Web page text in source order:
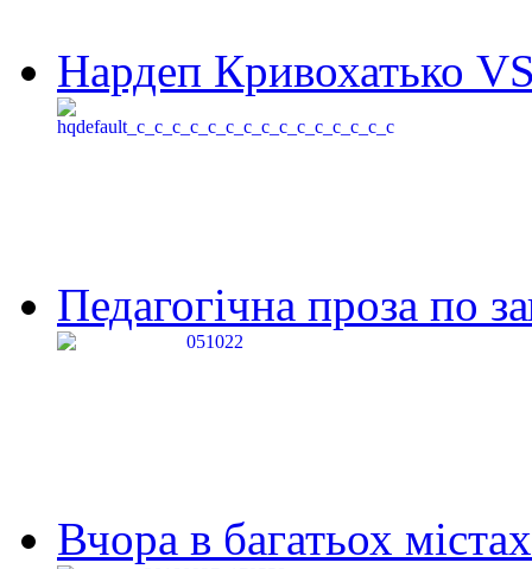
Нардеп Кривохатько
Педагогічна проза по
Вчора в багатьох